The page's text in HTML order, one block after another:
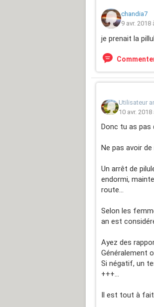
chandia7
9 avr. 2018
je prenait la
Utilisateur
10 avr. 2018
Donc tu as pas
Ne pas avoir
Un arrêt de
endormi,
route...
Selon les
an est
Ayez des
Généralement
Si négatif, un
+++...
Il est tout à fait